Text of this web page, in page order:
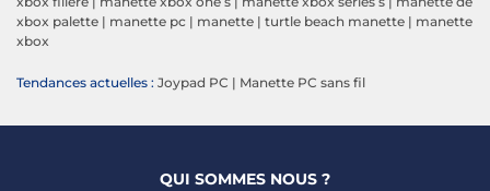
xbox palette | manette pc | manette | turtle beach manette | manette
xbox
Tendances actuelles : Joypad PC | Manette PC sans fil
QUI SOMMES NOUS ?